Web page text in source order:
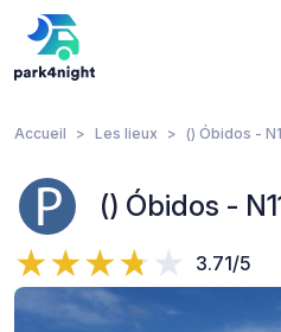
Accueil Les lieux () Óbidos -
() Óbidos -
3.71/5